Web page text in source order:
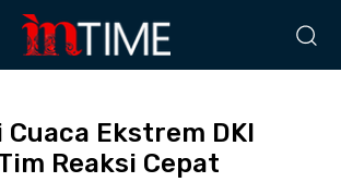
Ekstrem DKI
Reaksi Cepat